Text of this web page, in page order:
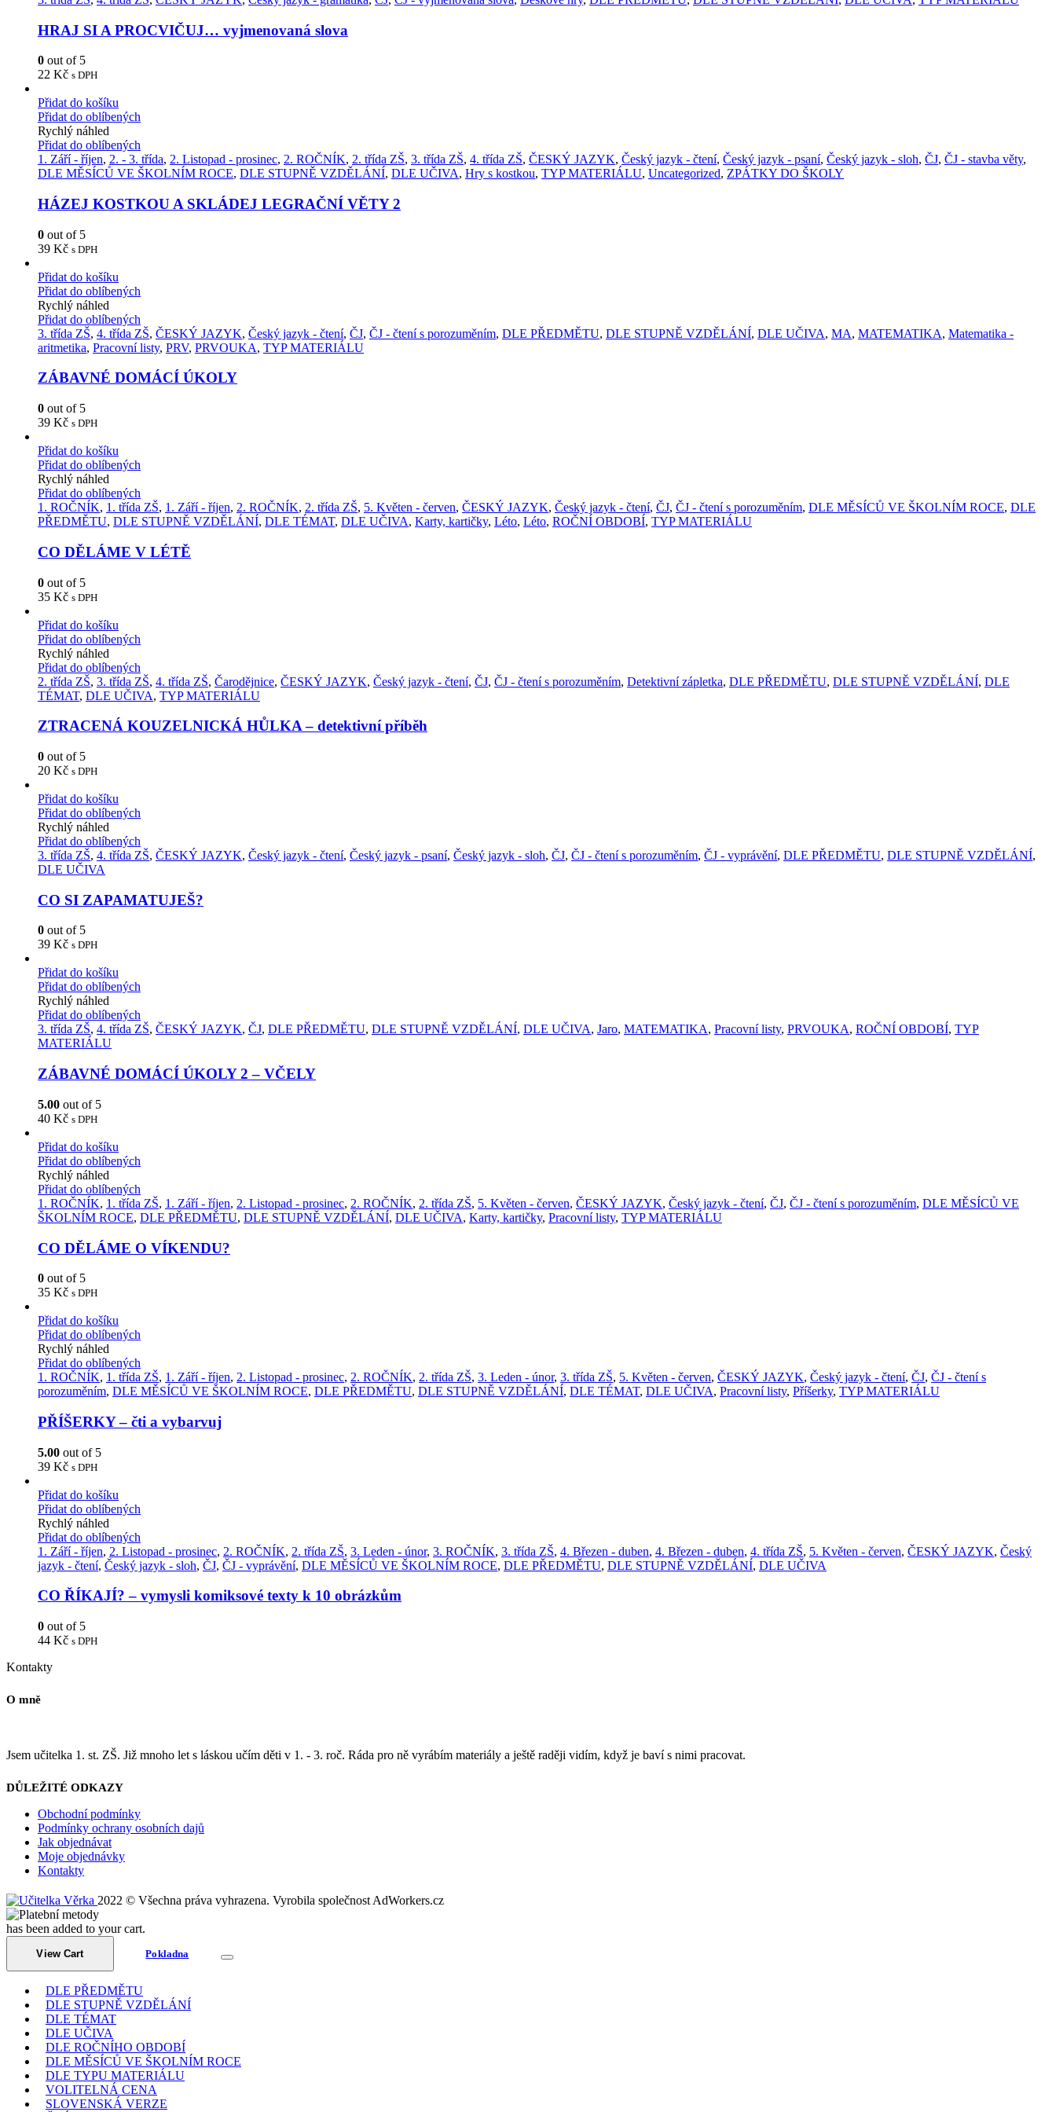
HRAJ SI A PROCVIČUJ… vyjmenovaná slova
0 out of 5
22 Kč s DPH
Přidat do košíku
Přidat do oblíbených
Rychlý náhled
Přidat do oblíbených
1. Září - říjen, 2. - 3. třída, 2. Listopad - prosinec, 2. ROČNÍK, 2. třída ZŠ, 3. třída ZŠ, 4. třída ZŠ, ČESKÝ JAZYK, Český jazyk - čtení, Český jazyk - psaní, Český jazyk - sloh, ČJ, ČJ - stavba věty,
DLE MĚSÍCŮ VE ŠKOLNÍM ROCE, DLE STUPNĚ VZDĚLÁNÍ, DLE UČIVA, Hry s kostkou, TYP MATERIÁLU, Uncategorized, ZPÁTKY DO ŠKOLY
HÁZEJ KOSTKOU A SKLÁDEJ LEGRAČNÍ VĚTY 2
0 out of 5
39 Kč s DPH
Přidat do košíku
Přidat do oblíbených
Rychlý náhled
Přidat do oblíbených
3. třída ZŠ, 4. třída ZŠ, ČESKÝ JAZYK, Český jazyk - čtení, ČJ, ČJ - čtení s porozuměním, DLE PŘEDMĚTU, DLE STUPNĚ VZDĚLÁNÍ, DLE UČIVA, MA, MATEMATIKA, Matematika -
aritmetika, Pracovní listy, PRV, PRVOUKA, TYP MATERIÁLU
ZÁBAVNÉ DOMÁCÍ ÚKOLY
0 out of 5
39 Kč s DPH
Přidat do košíku
Přidat do oblíbených
Rychlý náhled
Přidat do oblíbených
1. ROČNÍK, 1. třída ZŠ, 1. Září - říjen, 2. ROČNÍK, 2. třída ZŠ, 5. Květen - červen, ČESKÝ JAZYK, Český jazyk - čtení, ČJ, ČJ - čtení s porozuměním, DLE MĚSÍCŮ VE ŠKOLNÍM ROCE, DLE
PŘEDMĚTU, DLE STUPNĚ VZDĚLÁNÍ, DLE TÉMAT, DLE UČIVA, Karty, kartičky, Léto, Léto, ROČNÍ OBDOBÍ, TYP MATERIÁLU
CO DĚLÁME V LÉTĚ
0 out of 5
35 Kč s DPH
Přidat do košíku
Přidat do oblíbených
Rychlý náhled
Přidat do oblíbených
2. třída ZŠ, 3. třída ZŠ, 4. třída ZŠ, Čarodějnice, ČESKÝ JAZYK, Český jazyk - čtení, ČJ, ČJ - čtení s porozuměním, Detektivní zápletka, DLE PŘEDMĚTU, DLE STUPNĚ VZDĚLÁNÍ, DLE
TÉMAT, DLE UČIVA, TYP MATERIÁLU
ZTRACENÁ KOUZELNICKÁ HŮLKA – detektivní příběh
0 out of 5
20 Kč s DPH
Přidat do košíku
Přidat do oblíbených
Rychlý náhled
Přidat do oblíbených
3. třída ZŠ, 4. třída ZŠ, ČESKÝ JAZYK, Český jazyk - čtení, Český jazyk - psaní, Český jazyk - sloh, ČJ, ČJ - čtení s porozuměním, ČJ - vyprávění, DLE PŘEDMĚTU, DLE STUPNĚ VZDĚLÁNÍ,
DLE UČIVA
CO SI ZAPAMATUJEŠ?
0 out of 5
39 Kč s DPH
Přidat do košíku
Přidat do oblíbených
Rychlý náhled
Přidat do oblíbených
3. třída ZŠ, 4. třída ZŠ, ČESKÝ JAZYK, ČJ, DLE PŘEDMĚTU, DLE STUPNĚ VZDĚLÁNÍ, DLE UČIVA, Jaro, MATEMATIKA, Pracovní listy, PRVOUKA, ROČNÍ OBDOBÍ, TYP
MATERIÁLU
ZÁBAVNÉ DOMÁCÍ ÚKOLY 2 – VČELY
5.00 out of 5
40 Kč s DPH
Přidat do košíku
Přidat do oblíbených
Rychlý náhled
Přidat do oblíbených
1. ROČNÍK, 1. třída ZŠ, 1. Září - říjen, 2. Listopad - prosinec, 2. ROČNÍK, 2. třída ZŠ, 5. Květen - červen, ČESKÝ JAZYK, Český jazyk - čtení, ČJ, ČJ - čtení s porozuměním, DLE MĚSÍCŮ VE
ŠKOLNÍM ROCE, DLE PŘEDMĚTU, DLE STUPNĚ VZDĚLÁNÍ, DLE UČIVA, Karty, kartičky, Pracovní listy, TYP MATERIÁLU
CO DĚLÁME O VÍKENDU?
0 out of 5
35 Kč s DPH
Přidat do košíku
Přidat do oblíbených
Rychlý náhled
Přidat do oblíbených
1. ROČNÍK, 1. třída ZŠ, 1. Září - říjen, 2. Listopad - prosinec, 2. ROČNÍK, 2. třída ZŠ, 3. Leden - únor, 3. třída ZŠ, 5. Květen - červen, ČESKÝ JAZYK, Český jazyk - čtení, ČJ, ČJ - čtení s
porozuměním, DLE MĚSÍCŮ VE ŠKOLNÍM ROCE, DLE PŘEDMĚTU, DLE STUPNĚ VZDĚLÁNÍ, DLE TÉMAT, DLE UČIVA, Pracovní listy, Příšerky, TYP MATERIÁLU
PŘÍŠERKY – čti a vybarvuj
5.00 out of 5
39 Kč s DPH
Přidat do košíku
Přidat do oblíbených
Rychlý náhled
Přidat do oblíbených
1. Září - říjen, 2. Listopad - prosinec, 2. ROČNÍK, 2. třída ZŠ, 3. Leden - únor, 3. ROČNÍK, 3. třída ZŠ, 4. Březen - duben, 4. Březen - duben, 4. třída ZŠ, 5. Květen - červen, ČESKÝ JAZYK, Český
jazyk - čtení, Český jazyk - sloh, ČJ, ČJ - vyprávění, DLE MĚSÍCŮ VE ŠKOLNÍM ROCE, DLE PŘEDMĚTU, DLE STUPNĚ VZDĚLÁNÍ, DLE UČIVA
CO ŘÍKAJÍ? – vymysli komiksové texty k 10 obrázkům
0 out of 5
44 Kč s DPH
Kontakty
O mně
Jsem učitelka 1. st. ZŠ. Již mnoho let s láskou učím děti v 1. - 3. roč. Ráda pro ně vyrábím materiály a ještě raději vidím, když je baví s nimi pracovat.
DŮLEŽITÉ ODKAZY
Obchodní podmínky
Podmínky ochrany osobních dajů
Jak objednávat
Moje objednávky
Kontakty
2022 © Všechna práva vyhrazena. Vyrobila společnost AdWorkers.cz
has been added to your cart.
View Cart Pokladna
DLE PŘEDMĚTU
DLE STUPNĚ VZDĚLÁNÍ
DLE TÉMAT
DLE UČIVA
DLE ROČNÍHO OBDOBÍ
DLE MĚSÍCŮ VE ŠKOLNÍM ROCE
DLE TYPU MATERIÁLU
VOLITELNÁ CENA
SLOVENSKÁ VERZE